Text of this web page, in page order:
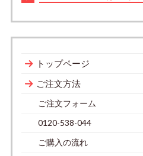
トップページ
ご注文方法
ご注文フォーム
0120-538-044
ご購入の流れ